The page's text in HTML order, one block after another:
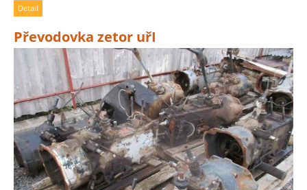
Detail
Převodovka zetor uřI